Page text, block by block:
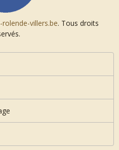
villers.be. Tous droits